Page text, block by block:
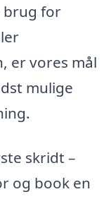
brug for
er vores mål
mulige
skridt –
og book en